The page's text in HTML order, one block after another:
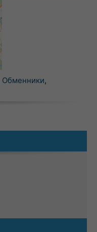
Обменники,